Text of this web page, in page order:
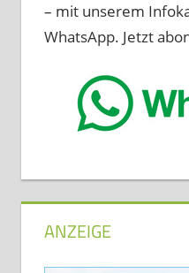
– mit unserem
WhatsApp. Jetzt
ANZEIGE